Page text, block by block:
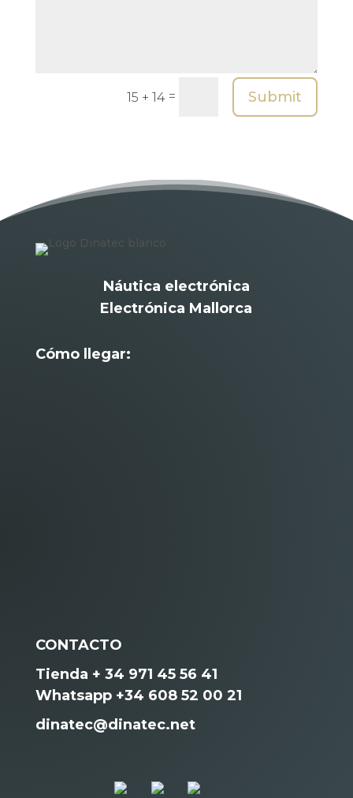
15 + 14 = Submit
Náutica electrónica
Electrónica Mallorca
Cómo llegar:
CONTACTO
Tienda + 34 971 45 56 41
Whatsapp +34 608 52 00 21
dinatec@dinatec.net